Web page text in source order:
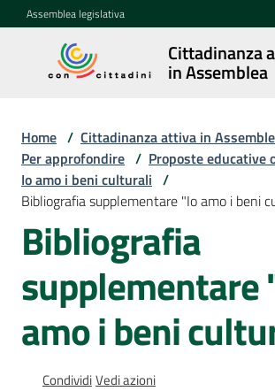
Vai al contenuto
Vai alla navigazione
Vai al footer
Assemblea legislativa
Cittadinanza
in Assemblea
Cittadinanza
attiva in
Concittadini
Porte
aperte
Assemblea
Mostre
Home / Cittadinanza attiva in
Per approfondire / Proposte educative
Io amo i beni culturali /
Bibliografia supplementare "Io amo i beni
Bibliografia
supplementare
amo i beni
CondividiVedi azioni